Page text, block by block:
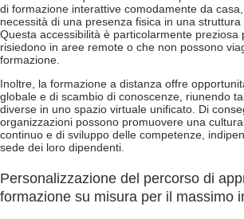
di formazione interattive comodamente da
necessità di una presenza fisica in una struttura
Questa accessibilità è particolarmente preziosa
risiedono in aree remote o che non possono
formazione.
Inoltre, la formazione a distanza offre
globale e di scambio di conoscenze, riunendo
diverse in uno spazio virtuale unificato. Di
organizzazioni possono promuovere una
continuo e di sviluppo delle competenze,
sede dei loro dipendenti.
Personalizzazione del percorso di
formazione su misura per il massimo